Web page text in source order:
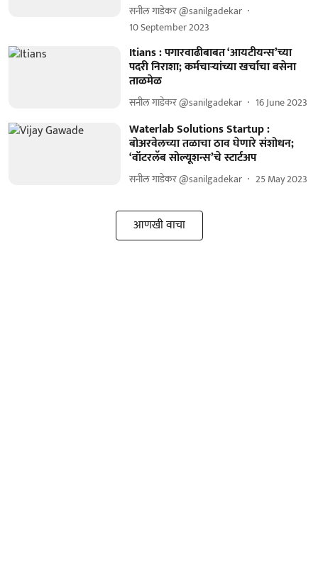
सनील गाडेकर @sanilgadekar
10 September 2023
Itians : पगारवाढीबाबत ‘आयटीयन्स’च्या
पदरी निराशा; कर्मचाऱ्यांच्या खर्चाचा बसेना
ताळमेळ
सनील गाडेकर @sanilgadekar 16 June 2023
Waterlab Solutions Startup :
बोअरवेलच्या तळाचा ठाव घेणारे संशोधन;
‘वॉटरलॅब सोल्यूशन्स’चे स्टार्टअप
सनील गाडेकर @sanilgadekar 25 May 2023
आणखी वाचा